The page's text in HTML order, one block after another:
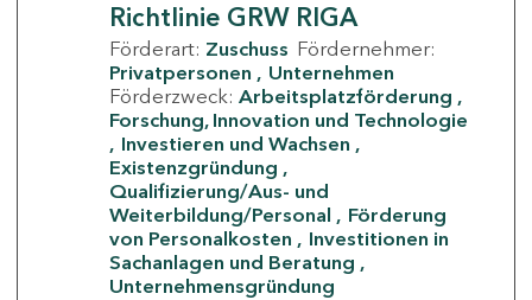
Richtlinie GRW RIGA
Förderart: Zuschuss Fördernehmer:
Privatpersonen
Unternehmen
Förderzweck: Arbeitsplatzförderung
Forschung, Innovation und Technologie
Investieren und Wachsen
Existenzgründung
Qualifizierung/Aus- und
Weiterbildung/Personal
Förderung
von Personalkosten
Investitionen in
Sachanlagen und Beratung
Unternehmensgründung